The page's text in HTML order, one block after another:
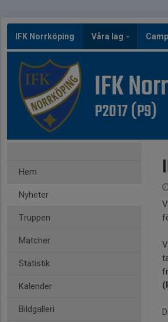
IFK Norrköping Våra lag
IFK
P2017 (P9)
Hem
Nyheter
Truppen
Matcher
Statistik
Kalender
Bildgalleri